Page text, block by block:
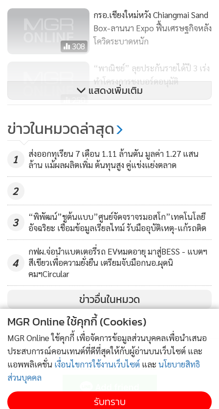
ปัจจุบัน Beisia มีสาขาทั้งหมด 141 สาขาใน 15 จังหวัด กระจาย
ตามภูมิภาคต่างๆ ของประเทศญี่ปุ่น มียอดขายกว่า 100,000
ล้านบาทต่อปี โดยที่ผ่านมามีการนำเข้าสินค้าไทยประมาณ 500
ล้านบาทต่อปี ซึ่งความร่วมมือที่เกิดขึ้น นอกจากจะทำให้ไทยส่ง
ออกสินค้าเข้าสู่ตลาดญี่ปุ่นได้เพิ่มขึ้นแล้ว ยังทำให้สินค้าของไทย
เจาะเข้าสู่ผู้บริโภคในเมืองรองต่างๆ ของญี่ปุ่นได้ด้วย
308
กรอ.เชียงใหม่หวัง Chiangmai Sand
Box-ลานนา Expo ฟื้นเศรษฐกิจหลัง
โควิดระบาดหนัก
250
“พาณิชย์” ลุยประกันรายได้ปี 3 เร่ง
ทำโครงการชงบอร์ดอนุมัติ
285
ไลฟ์สไตล์และแฟชั่น ร่วมงาน “The
Marché by STYLE Bangkok” เพิ่ม
ช่องทางเจรจาซื้อขายออนไลน์กับ
บายเออร์ทั่วโลกในช่วงโควิด
แสดงเพิ่มเติม
ข่าวในหมวดล่าสุด
1
ส่งออกทุเรียน 7 เดือน 1.11 ล้านตัน มูลค่า 1.27 แสน
ล้าน แม้ผลผลิตเพิ่ม ต้นทุนสูง คู่แข่งแย่งตลาด
2
3
“พิพัฒน์”ชูต้นแบบ”ศูนย์จัดจราจรมอสโก”เทคโนโลยี
อัจฉริยะ เชื่อมข้อมูลเรียลไทม์ รับมืออุบัติเหตุ-แก้รถติด
4
กฟผ.จ่อนำแบตเตอรี่รถ EVหมดอายุ มาสู่BESS - แบตฯ
สีเขียวเพื่อความยั่งยืน เตรียมจับมือกนอ.ผุดนิ
คมฯCircular
ข่าวอื่นในหมวด
ติดตามข่าวสารผ่านทาง LINE
MGR Online ใช้คุกกี้ (Cookies)
MGR Online ใช้คุกกี้ เพื่อจัดการข้อมูลส่วนบุคคลเพื่อนำเสนอ
ประสบการณ์คอนเทนต์ที่ดีที่สุดให้กับผู้อ่านบนเว็บไซต์ และ
แอพพลิเคชั่น เงื่อนไขการใช้งานเว็บไซต์ และ นโยบายสิทธิ
ส่วนบุคคล
รับทราบ